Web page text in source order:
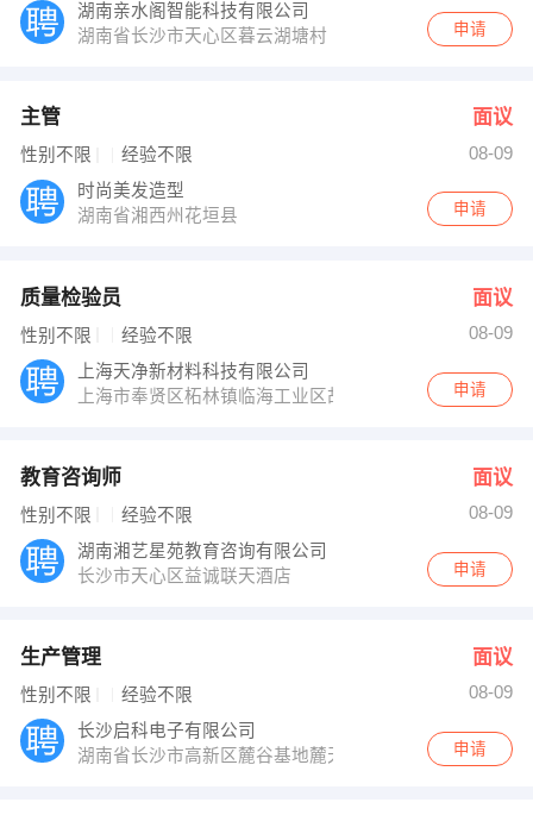
湖南亲水阁智能科技有限公司
湖南省长沙市天心区暮云湖塘村
申请
主管 面议
性别不限 经验不限
08-09
时尚美发造型
湖南省湘西州花垣县
申请
质量检验员 面议
性别不限 经验不限
08-09
上海天净新材料科技有限公司
上海市奉贤区柘林镇临海工业区胡桥驰华路909号申请
教育咨询师 面议
性别不限 经验不限
08-09
湖南湘艺星苑教育咨询有限公司
长沙市天心区益诚联天酒店
申请
生产管理 面议
性别不限 经验不限
08-09
长沙启科电子有限公司
湖南省长沙市高新区麓谷基地麓天路8号橡树园四栋一楼
申请